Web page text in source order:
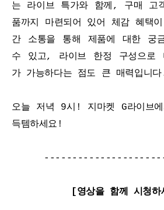
는 라이브 특가와 함께, 구매 고
품까지 마련되어 있어 체감 혜택
간 소통을 통해 제품에 대한 궁
수 있고, 라이브 한정 구성으로
가 가능하다는 점도 큰 매력입니다
오늘 저녁 9시! 지마켓 G라이브
득템하세요!
[영상을 함께 시청